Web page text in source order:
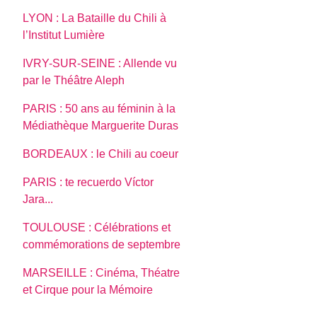
LYON : La Bataille du Chili à
l’Institut Lumière
IVRY-SUR-SEINE : Allende vu
par le Théâtre Aleph
PARIS : 50 ans au féminin à la
Médiathèque Marguerite Duras
BORDEAUX : le Chili au coeur
PARIS : te recuerdo Víctor
Jara...
TOULOUSE : Célébrations et
commémorations de septembre
MARSEILLE : Cinéma, Théatre
et Cirque pour la Mémoire